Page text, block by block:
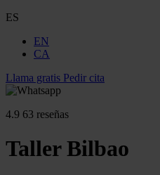
ES
EN
CA
Llama gratis Pedir cita
4.9 63 reseñas
Taller Bilbao